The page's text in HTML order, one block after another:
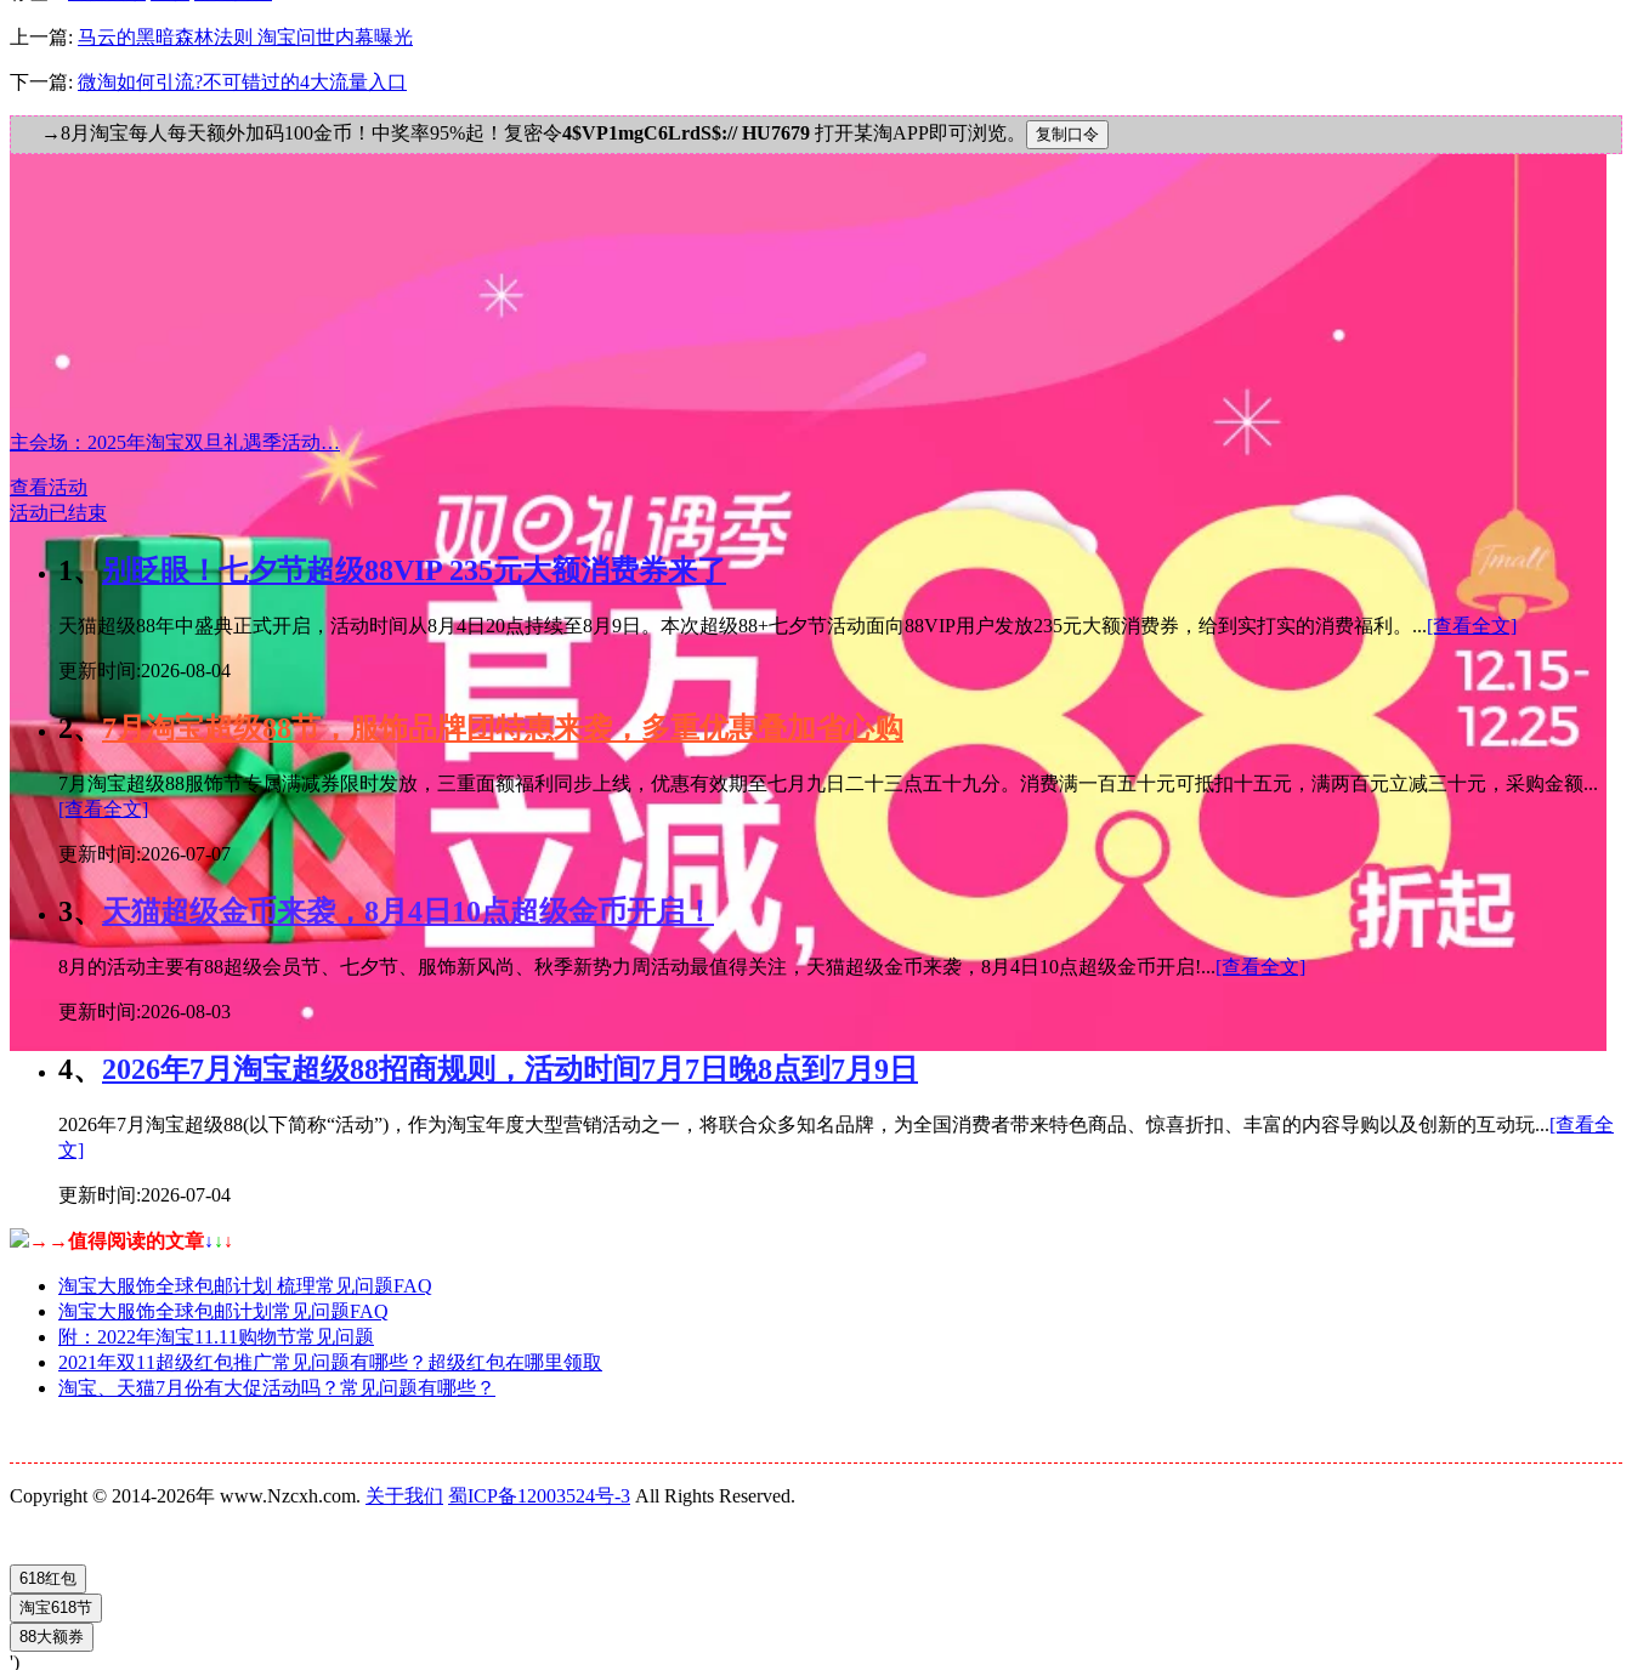
上一篇: 马云的黑暗森林法则 淘宝问世内幕曝光
下一篇: 微淘如何引流?不可错过的4大流量入口
→8月淘宝每人每天额外加码100金币！中奖率95%起！复密令4$VP1mgC6LrdS$:// HU7679 打开某淘APP即可浏览。
主会场：2025年淘宝双旦礼遇季活动…
查看活动
活动已结束
1、别眨眼！七夕节超级88VIP 235元大额消费券来了
天猫超级88年中盛典正式开启，活动时间从8月4日20点持续至8月9日。本次超级88+七夕节活动面向88VIP用户发放235元大额消费券，给到实打实的消费福利。...[查看全文]
更新时间:2026-08-04
2、7月淘宝超级88节，服饰品牌团特惠来袭，多重优惠叠加省心购
7月淘宝超级88服饰节专属满减券限时发放，三重面额福利同步上线，优惠有效期至七月九日二十三点五十九分。消费满一百五十元可抵扣十五元，满两百元立减三十元，采购金额...
[查看全文]
更新时间:2026-07-07
3、天猫超级金币来袭，8月4日10点超级金币开启！
8月的活动主要有88超级会员节、七夕节、服饰新风尚、秋季新势力周活动最值得关注，天猫超级金币来袭，8月4日10点超级金币开启!...[查看全文]
更新时间:2026-08-03
4、 2026年7月淘宝超级88招商规则，活动时间7月7日晚8点到7月9日
2026年7月淘宝超级88(以下简称“活动”)，作为淘宝年度大型营销活动之一，将联合众多知名品牌，为全国消费者带来特色商品、惊喜折扣、丰富的内容导购以及创新的互动玩...[查看全
文]
更新时间:2026-07-04
→→值得阅读的文章↓ ↓ ↓
淘宝大服饰全球包邮计划 梳理常见问题FAQ
淘宝大服饰全球包邮计划常见问题FAQ
附：2022年淘宝11.11购物节常见问题
2021年双11超级红包推广常见问题有哪些？超级红包在哪里领取
淘宝、天猫7月份有大促活动吗？常见问题有哪些？
Copyright © 2014-2026年 www.Nzcxh.com. 关于我们 蜀ICP备12003524号-3 All Rights Reserved.
')